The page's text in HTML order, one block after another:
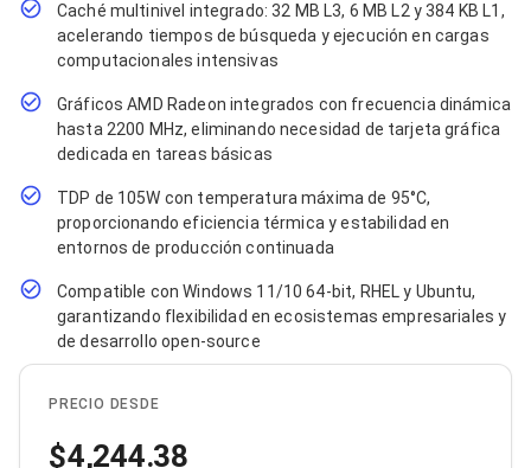
Bobinas
Cableado Estructurado
Sujetadores de Cables
Cinchos
Adaptadores
Adaptadores PC
Adaptadores PC USB
Adaptadores PC Serial
Adaptadores PC SATA
Adaptadores PC IDE
Adaptadores PC Teclado
Bluetooth
Adaptadores Video
Adaptadores Video DisplayPort
Divisores de Video
Adaptadores Video HDMI
Extensores y Receptores de Vídeo
Adaptadores Video VGA / HD15
Caché multinivel integrado: 32 MB L3, 6 MB L2 y 384 KB L1,
acelerando tiempos de búsqueda y ejecución en cargas
computacionales intensivas
Gráficos AMD Radeon integrados con frecuencia dinámica
hasta 2200 MHz, eliminando necesidad de tarjeta gráfica
dedicada en tareas básicas
TDP de 105W con temperatura máxima de 95°C,
proporcionando eficiencia térmica y estabilidad en
entornos de producción continuada
Compatible con Windows 11/10 64-bit, RHEL y Ubuntu,
garantizando flexibilidad en ecosistemas empresariales y
de desarrollo open-source
PRECIO DESDE
4,244.38